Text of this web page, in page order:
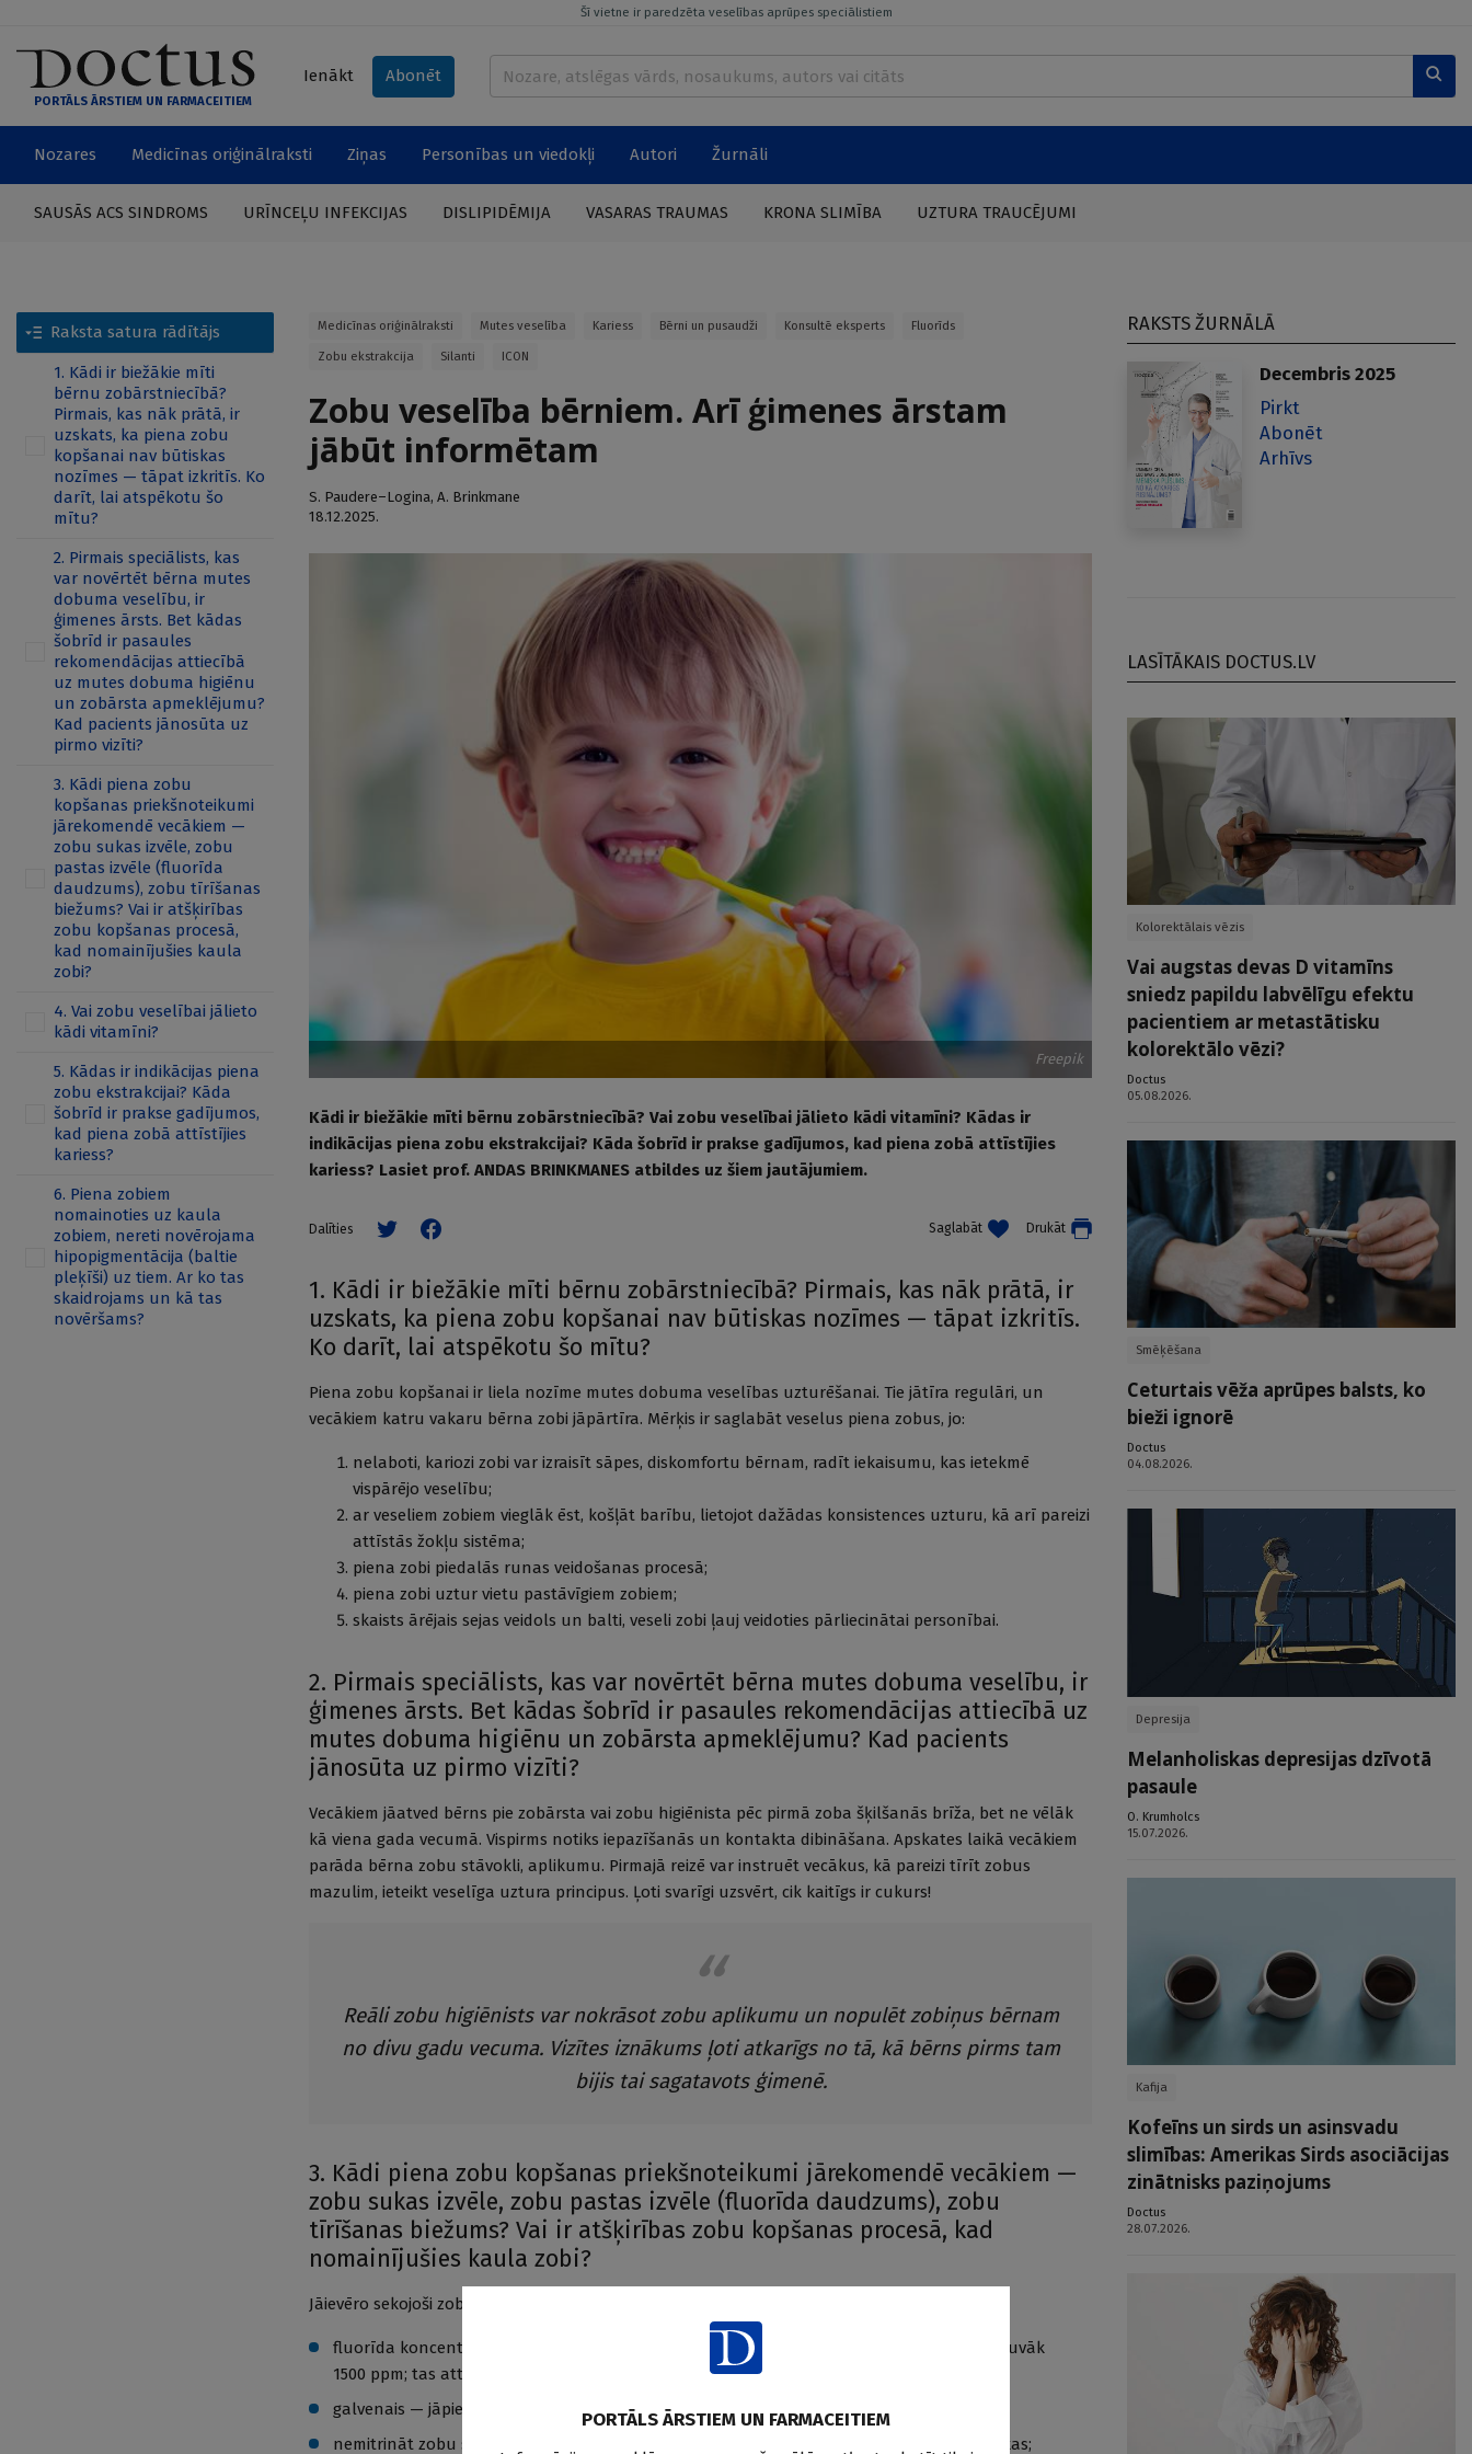
Šī vietne ir paredzēta veselības aprūpes speciālistiem
PORTĀLS ĀRSTIEM UN FARMACEITIEM
Ienākt Abonēt
Nozares Medicīnas oriģinālraksti Ziņas Personības un viedokļi Autori Žurnāli
SAUSĀS ACS SINDROMS URĪNCEĻU INFEKCIJAS DISLIPIDĒMIJA VASARAS TRAUMAS KRONA SLIMĪBA UZTURA TRAUCĒJUMI
Raksta satura rādītājs
1. Kādi ir biežākie mīti
bērnu zobārstniecībā?
Pirmais, kas nāk prātā, ir
uzskats, ka piena zobu
kopšanai nav būtiskas
nozīmes — tāpat izkritīs. Ko
darīt, lai atspēkotu šo
mītu?
2. Pirmais speciālists, kas
var novērtēt bērna mutes
dobuma veselību, ir
ģimenes ārsts. Bet kādas
šobrīd ir pasaules
rekomendācijas attiecībā
uz mutes dobuma higiēnu
un zobārsta apmeklējumu?
Kad pacients jānosūta uz
pirmo vizīti?
3. Kādi piena zobu
kopšanas priekšnoteikumi
jārekomendē vecākiem —
zobu sukas izvēle, zobu
pastas izvēle (fluorīda
daudzums), zobu tīrīšanas
biežums? Vai ir atšķirības
zobu kopšanas procesā,
kad nomainījušies kaula
zobi?
4. Vai zobu veselībai jālieto
kādi vitamīni?
5. Kādas ir indikācijas piena
zobu ekstrakcijai? Kāda
šobrīd ir prakse gadījumos,
kad piena zobā attīstījies
kariess?
6. Piena zobiem
nomainoties uz kaula
zobiem, nereti novērojama
hipopigmentācija (baltie
pleķīši) uz tiem. Ar ko tas
skaidrojams un kā tas
novēršams?
Medicīnas oriģinālraksti Mutes veselība Kariess Bērni un pusaudži Konsultē eksperts
Fluorīds
Zobu ekstrakcija
Silanti ICON
Zobu veselība bērniem. Arī ģimenes ārstam
jābūt informētam
S. Paudere–Logina, A. Brinkmane
18.12.2025.
Freepik
Kādi ir biežākie mīti bērnu zobārstniecībā? Vai zobu veselībai jālieto kādi vitamīni? Kādas ir
indikācijas piena zobu ekstrakcijai? Kāda šobrīd ir prakse gadījumos, kad piena zobā attīstījies
kariess? Lasiet prof. ANDAS BRINKMANES atbildes uz šiem jautājumiem.
Dalīties Saglabāt Drukāt
1. Kādi ir biežākie mīti bērnu zobārstniecībā? Pirmais, kas nāk prātā, ir
uzskats, ka piena zobu kopšanai nav būtiskas nozīmes — tāpat izkritīs.
Ko darīt, lai atspēkotu šo mītu?
Piena zobu kopšanai ir liela nozīme mutes dobuma veselības uzturēšanai. Tie jātīra regulāri, un
vecākiem katru vakaru bērna zobi jāpārtīra. Mērķis ir saglabāt veselus piena zobus, jo:
nelaboti, kariozi zobi var izraisīt sāpes, diskomfortu bērnam, radīt iekaisumu, kas ietekmē
vispārējo veselību;
ar veseliem zobiem vieglāk ēst, košļāt barību, lietojot dažādas konsistences uzturu, kā arī pareizi
attīstās žokļu sistēma;
piena zobi piedalās runas veidošanas procesā;
piena zobi uztur vietu pastāvīgiem zobiem;
skaists ārējais sejas veidols un balti, veseli zobi ļauj veidoties pārliecinātai personībai.
2. Pirmais speciālists, kas var novērtēt bērna mutes dobuma veselību, ir
ģimenes ārsts. Bet kādas šobrīd ir pasaules rekomendācijas attiecībā uz
mutes dobuma higiēnu un zobārsta apmeklējumu? Kad pacients
jānosūta uz pirmo vizīti?
Vecākiem jāatved bērns pie zobārsta vai zobu higiēnista pēc pirmā zoba šķilšanās brīža, bet ne vēlāk
kā viena gada vecumā. Vispirms notiks iepazīšanās un kontakta dibināšana. Apskates laikā vecākiem
parāda bērna zobu stāvokli, aplikumu. Pirmajā reizē var instruēt vecākus, kā pareizi tīrīt zobus
mazulim, ieteikt veselīga uztura principus. Ļoti svarīgi uzsvērt, cik kaitīgs ir cukurs!
Reāli zobu higiēnists var nokrāsot zobu aplikumu un nopulēt zobiņus bērnam
no divu gadu vecuma. Vizītes iznākums ļoti atkarīgs no tā, kā bērns pirms tam
bijis tai sagatavots ģimenē.
3. Kādi piena zobu kopšanas priekšnoteikumi jārekomendē vecākiem —
zobu sukas izvēle, zobu pastas izvēle (fluorīda daudzums), zobu
tīrīšanas biežums? Vai ir atšķirības zobu kopšanas procesā, kad
nomainījušies kaula zobi?
Jāievēro sekojoši zobu kopšanas priekšnoteikumi:
fluorīda koncentrācijai zobu pastā jābūt maksimālai (vismaz 1000 ppm, bet pēc iespējas tuvāk
1500 ppm; tas attiecas uz visām vecuma grupām);
galvenais — jāpievērš uzmanība fluorīda koncentrācijai zobu pastā;
nemitrināt zobu suku ar ūdeni pirms zobu tīrīšanas, zobu pastu likt uz sausas zobu sukas;
RAKSTS ŽURNĀLĀ
Decembris 2025
Pirkt
Abonēt
Arhīvs
LASĪTĀKAIS DOCTUS.LV
Kolorektālais vēzis
Vai augstas devas D vitamīns
sniedz papildu labvēlīgu efektu
pacientiem ar metastātisku
kolorektālo vēzi?
Doctus
05.08.2026.
Smēķēšana
Ceturtais vēža aprūpes balsts, ko
bieži ignorē
Doctus
04.08.2026.
Depresija
Melanholiskas depresijas dzīvotā
pasaule
O. Krumholcs
15.07.2026.
Kafija
Kofeīns un sirds un asinsvadu
slimības: Amerikas Sirds asociācijas
zinātnisks paziņojums
Doctus
28.07.2026.
PORTĀLS ĀRSTIEM UN FARMACEITIEM